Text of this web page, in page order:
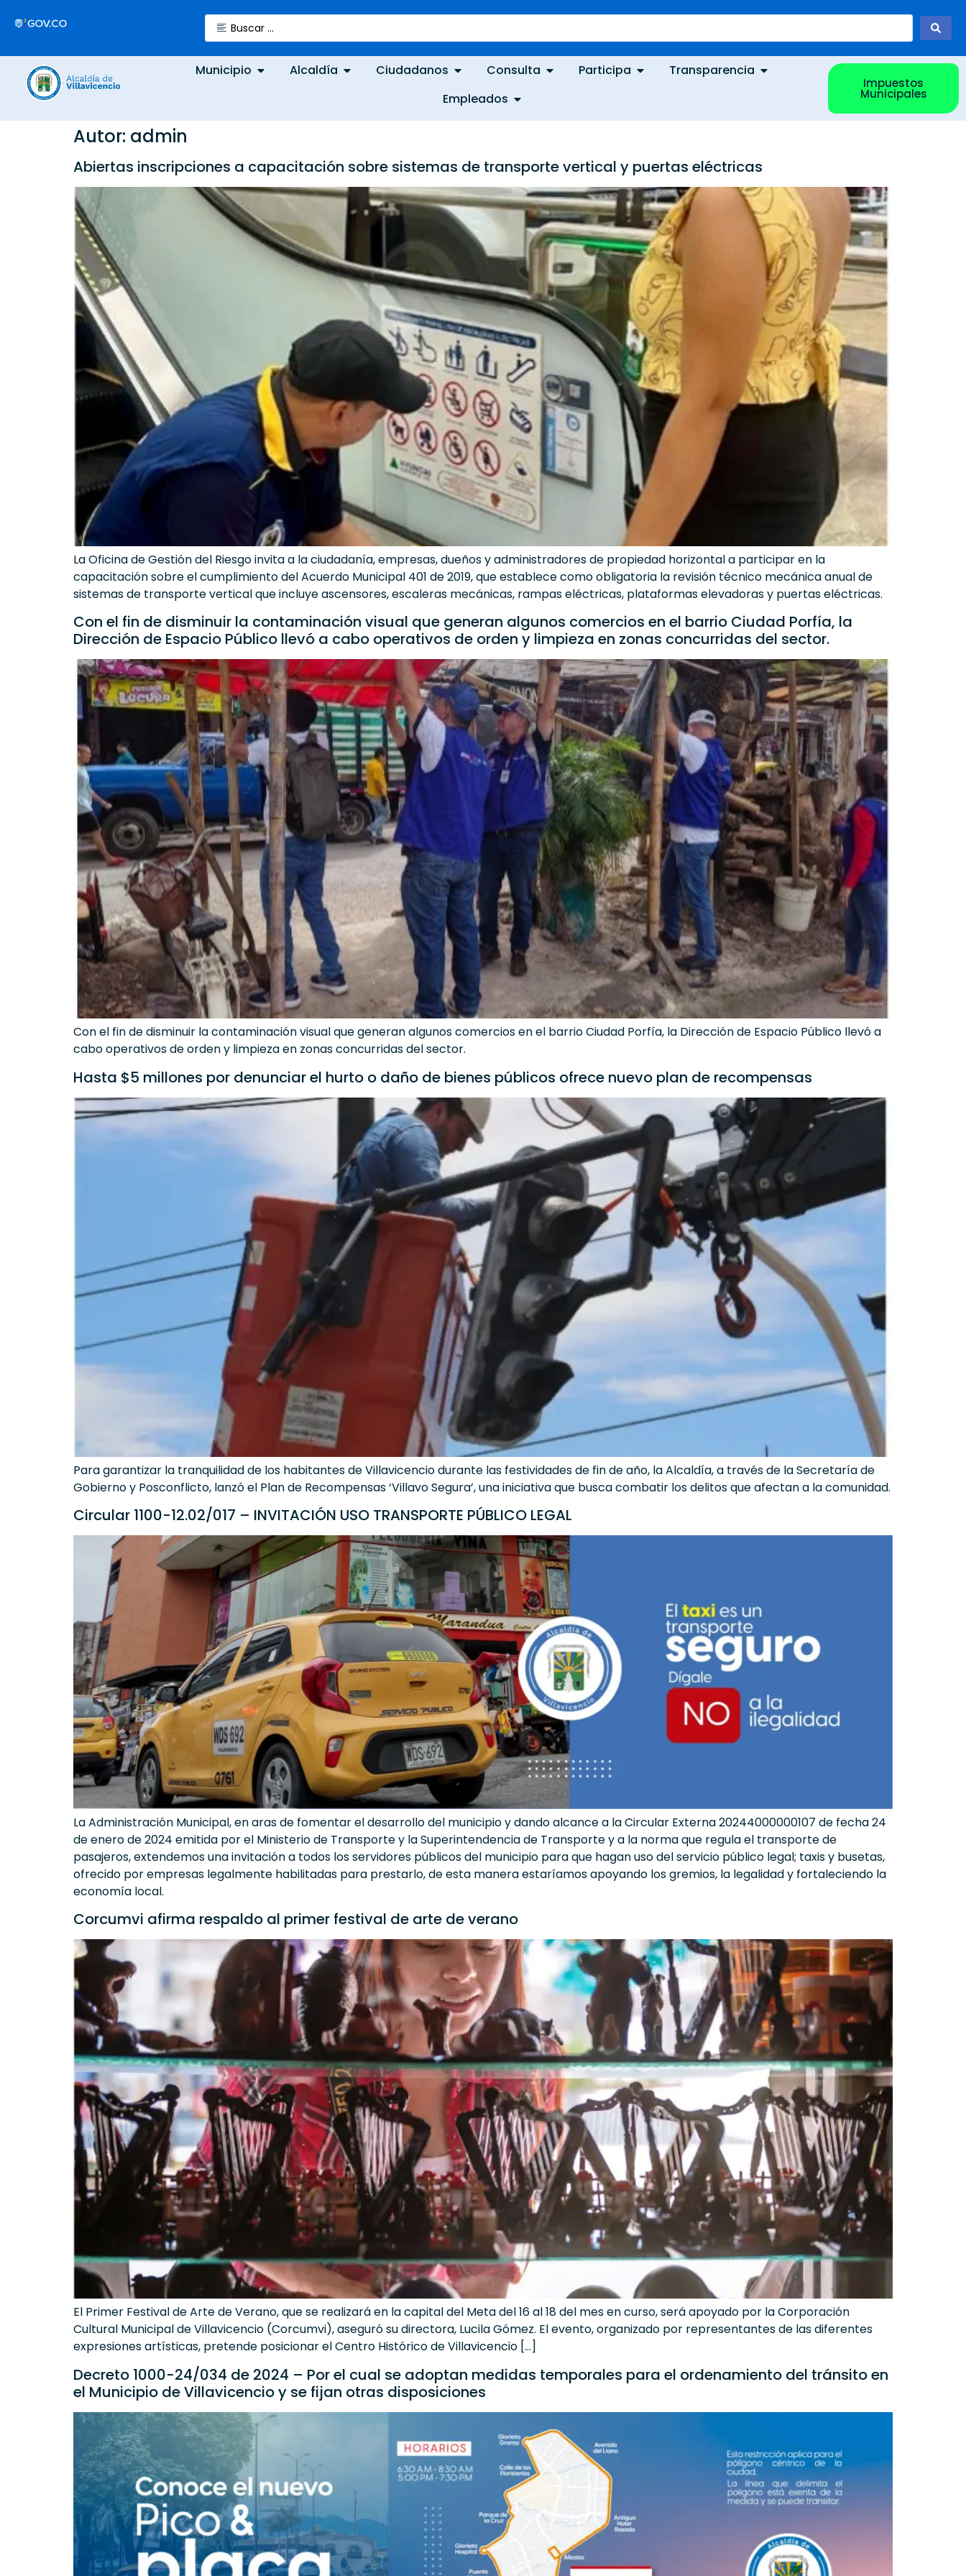
Municipio Alcaldía Ciudadanos Consulta Participa
Transparencia
Empleados
Impuestos
Municipales
Autor: admin
Abiertas inscripciones a capacitación sobre sistemas de transporte vertical y puertas eléctricas
La Oficina de Gestión del Riesgo invita a la ciudadanía, empresas, dueños y administradores de propiedad horizontal a participar en la
capacitación sobre el cumplimiento del Acuerdo Municipal 401 de 2019, que establece como obligatoria la revisión técnico mecánica anual de
sistemas de transporte vertical que incluye ascensores, escaleras mecánicas, rampas eléctricas, plataformas elevadoras y puertas eléctricas.
Con el fin de disminuir la contaminación visual que generan algunos comercios en el barrio Ciudad Porfía, la
Dirección de Espacio Público llevó a cabo operativos de orden y limpieza en zonas concurridas del sector.
Con el fin de disminuir la contaminación visual que generan algunos comercios en el barrio Ciudad Porfía, la Dirección de Espacio Público llevó a
cabo operativos de orden y limpieza en zonas concurridas del sector.
Hasta $5 millones por denunciar el hurto o daño de bienes públicos ofrece nuevo plan de recompensas
Para garantizar la tranquilidad de los habitantes de Villavicencio durante las festividades de fin de año, la Alcaldía, a través de la Secretaría de
Gobierno y Posconflicto, lanzó el Plan de Recompensas ‘Villavo Segura’, una iniciativa que busca combatir los delitos que afectan a la comunidad.
Circular 1100-12.02/017 – INVITACIÓN USO TRANSPORTE PÚBLICO LEGAL
La Administración Municipal, en aras de fomentar el desarrollo del municipio y dando alcance a la Circular Externa 20244000000107 de fecha 24
de enero de 2024 emitida por el Ministerio de Transporte y la Superintendencia de Transporte y a la norma que regula el transporte de
pasajeros, extendemos una invitación a todos los servidores públicos del municipio para que hagan uso del servicio público legal; taxis y busetas,
ofrecido por empresas legalmente habilitadas para prestarlo, de esta manera estaríamos apoyando los gremios, la legalidad y fortaleciendo la
economía local.
Corcumvi afirma respaldo al primer festival de arte de verano
El Primer Festival de Arte de Verano, que se realizará en la capital del Meta del 16 al 18 del mes en curso, será apoyado por la Corporación
Cultural Municipal de Villavicencio (Corcumvi), aseguró su directora, Lucila Gómez. El evento, organizado por representantes de las diferentes
expresiones artísticas, pretende posicionar el Centro Histórico de Villavicencio […]
Decreto 1000-24/034 de 2024 – Por el cual se adoptan medidas temporales para el ordenamiento del tránsito en
el Municipio de Villavicencio y se fijan otras disposiciones